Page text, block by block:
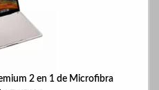
2 en 1 de Microfibra